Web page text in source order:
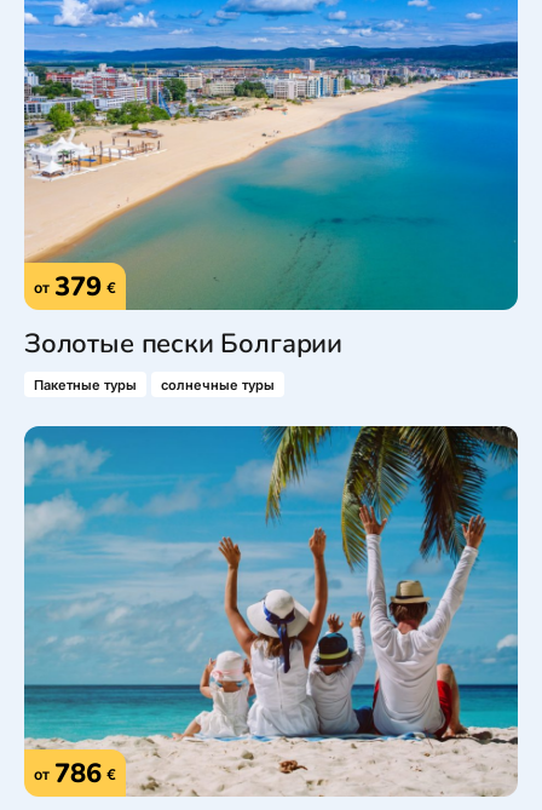
от 379 €
Золотые пески Болгарии
Пакетные туры солнечные туры
от 786 €